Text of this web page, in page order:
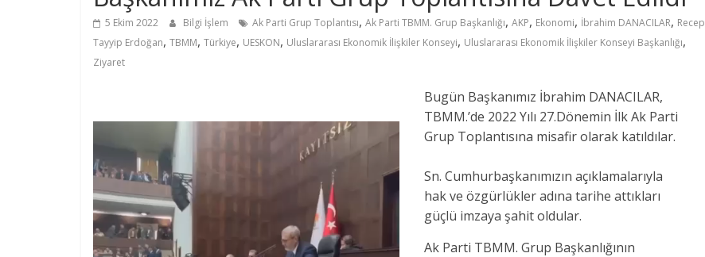
5 Ekim 2022 Bilgi İşlem Ak Parti Grup Toplantısı, Ak Parti TBMM. Grup Başkanlığı, AKP, Ekonomi, İbrahim DANACILAR, Recep
Tayyip Erdoğan, TBMM, Türkiye, UESKON, Uluslararası Ekonomik İlişkiler Konseyi, Uluslararası Ekonomik İlişkiler Konseyi Başkanlığı,
Ziyaret
Bugün Başkanımız İbrahim DANACILAR,
TBMM.’de 2022 Yılı 27.Dönemin İlk Ak Parti
Grup Toplantısına misafir olarak katıldılar.
Sn. Cumhurbaşkanımızın açıklamalarıyla
hak ve özgürlükler adına tarihe attıkları
güçlü imzaya şahit oldular.
Ak Parti TBMM. Grup Başkanlığının